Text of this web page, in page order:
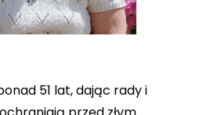
51 lat, dając rady i